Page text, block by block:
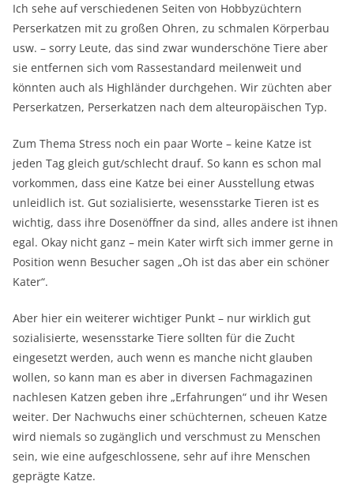
Ich sehe auf verschiedenen Seiten von Hobbyzüchtern
Perserkatzen mit zu großen Ohren, zu schmalen Körperbau
usw. – sorry Leute, das sind zwar wunderschöne Tiere aber
sie entfernen sich vom Rassestandard meilenweit und
könnten auch als Highländer durchgehen. Wir züchten aber
Perserkatzen, Perserkatzen nach dem alteuropäischen Typ.
Zum Thema Stress noch ein paar Worte – keine Katze ist
jeden Tag gleich gut/schlecht drauf. So kann es schon mal
vorkommen, dass eine Katze bei einer Ausstellung etwas
unleidlich ist. Gut sozialisierte, wesensstarke Tieren ist es
wichtig, dass ihre Dosenöffner da sind, alles andere ist ihnen
egal. Okay nicht ganz – mein Kater wirft sich immer gerne in
Position wenn Besucher sagen „Oh ist das aber ein schöner
Kater“.
Aber hier ein weiterer wichtiger Punkt – nur wirklich gut
sozialisierte, wesensstarke Tiere sollten für die Zucht
eingesetzt werden, auch wenn es manche nicht glauben
wollen, so kann man es aber in diversen Fachmagazinen
nachlesen Katzen geben ihre „Erfahrungen“ und ihr Wesen
weiter. Der Nachwuchs einer schüchternen, scheuen Katze
wird niemals so zugänglich und verschmust zu Menschen
sein, wie eine aufgeschlossene, sehr auf ihre Menschen
geprägte Katze.